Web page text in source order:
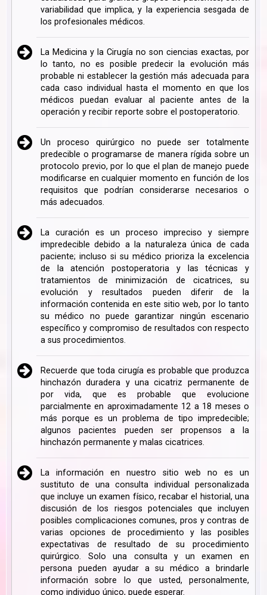
variabilidad que implica, y la experiencia sesgada de
los profesionales médicos.
La Medicina y la Cirugía no son ciencias exactas, por
lo tanto, no es posible predecir la evolución más
probable ni establecer la gestión más adecuada para
cada caso individual hasta el momento en que los
médicos puedan evaluar al paciente antes de la
operación y recibir reporte sobre el postoperatorio.
Un proceso quirúrgico no puede ser totalmente
predecible o programarse de manera rígida sobre un
protocolo previo, por lo que el plan de manejo puede
modificarse en cualquier momento en función de los
requisitos que podrían considerarse necesarios o
más adecuados.
La curación es un proceso impreciso y siempre
impredecible debido a la naturaleza única de cada
paciente; incluso si su médico prioriza la excelencia
de la atención postoperatoria y las técnicas y
tratamientos de minimización de cicatrices, su
evolución y resultados pueden diferir de la
información contenida en este sitio web, por lo tanto
su médico no puede garantizar ningún escenario
específico y compromiso de resultados con respecto
a sus procedimientos.
Recuerde que toda cirugía es probable que produzca
hinchazón duradera y una cicatriz permanente de
por vida, que es probable que evolucione
parcialmente en aproximadamente 12 a 18 meses o
más porque es un problema de tipo impredecible;
algunos pacientes pueden ser propensos a la
hinchazón permanente y malas cicatrices.
La información en nuestro sitio web no es un
sustituto de una consulta individual personalizada
que incluye un examen físico, recabar el historial, una
discusión de los riesgos potenciales que incluyen
posibles complicaciones comunes, pros y contras de
varias opciones de procedimiento y las posibles
expectativas de resultado de su procedimiento
quirúrgico. Solo una consulta y un examen en
persona pueden ayudar a su médico a brindarle
información sobre lo que usted, personalmente,
como individuo único, puede esperar.